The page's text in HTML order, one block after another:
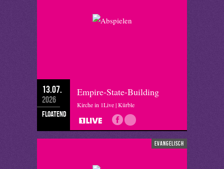
13.07.
2026
floatend
Empire-State-Building
Kirche in 1Live | Kürble
evangelisch